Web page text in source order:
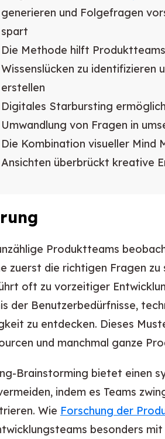
generieren und Folgefragen
spart
Die Methode hilft
Wissenslücken zu identifizieren
erstellen
Digitales Starbursting
Umwandlung von Fragen in
Die Kombination visueller
Ansichten überbrückt kreative
Produktteams
zuerst die richtigen Fragen
oft zu vorzeitiger
der Benutzerbedürfnisse,
zu entdecken. Dieses
und manchmal ganze
Brainstorming bietet einen
indem es Teams
Wie Forschung der
besonders